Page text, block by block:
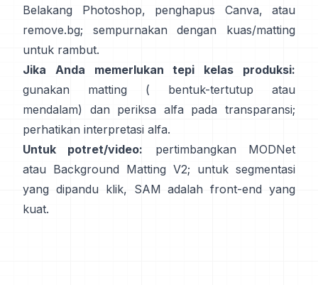
Belakang Photoshop, penghapus Canva, atau
remove.bg; sempurnakan dengan kuas/matting
untuk rambut.
Jika Anda memerlukan tepi kelas produksi:
gunakan matting (
bentuk-tertutup
atau
mendalam) dan periksa alfa pada transparansi;
perhatikan interpretasi alfa.
Untuk potret/video: pertimbangkan
MODNet
atau Background Matting V2; untuk segmentasi
yang dipandu klik, SAM adalah front-end yang
kuat.